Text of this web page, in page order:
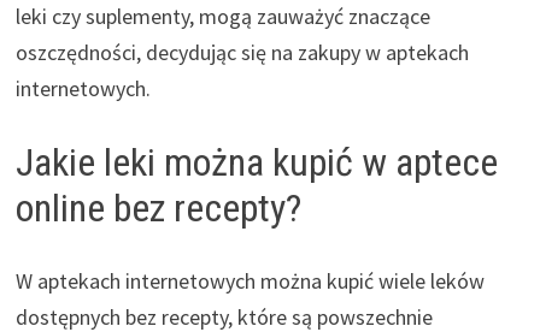
leki czy suplementy, mogą zauważyć znaczące
oszczędności, decydując się na zakupy w aptekach
internetowych.
Jakie leki można kupić w aptece
online bez recepty?
W aptekach internetowych można kupić wiele leków
dostępnych bez recepty, które są powszechnie